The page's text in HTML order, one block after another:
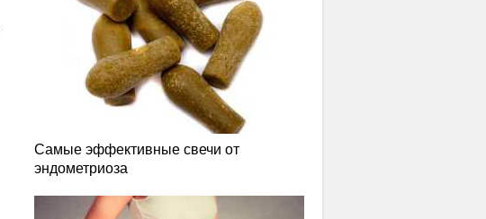
Самые эффективные свечи от
эндометриоза